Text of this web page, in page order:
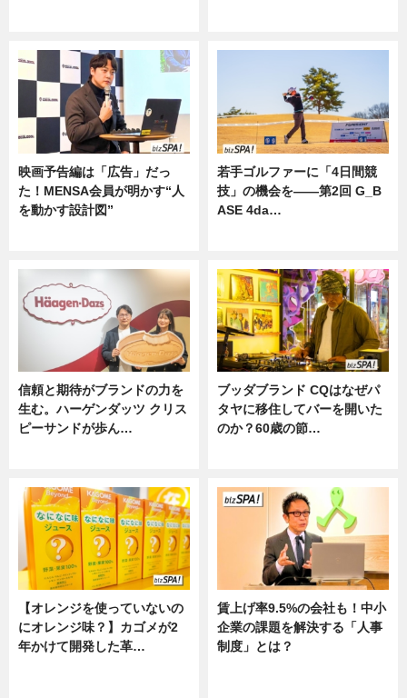
映画予告編は「広告」だっ
た！MENSA会員が明かす“人
を動かす設計図”
若手ゴルファーに「4日間競
技」の機会を——第2回 G_B
ASE 4da…
信頼と期待がブランドの力を
生む。ハーゲンダッツ クリス
ピーサンドが歩ん…
ブッダブランド CQはなぜパ
タヤに移住してバーを開いた
のか？60歳の節…
【オレンジを使っていないの
にオレンジ味？】カゴメが2
年かけて開発した革…
賃上げ率9.5%の会社も！中小
企業の課題を解決する「人事
制度」とは？